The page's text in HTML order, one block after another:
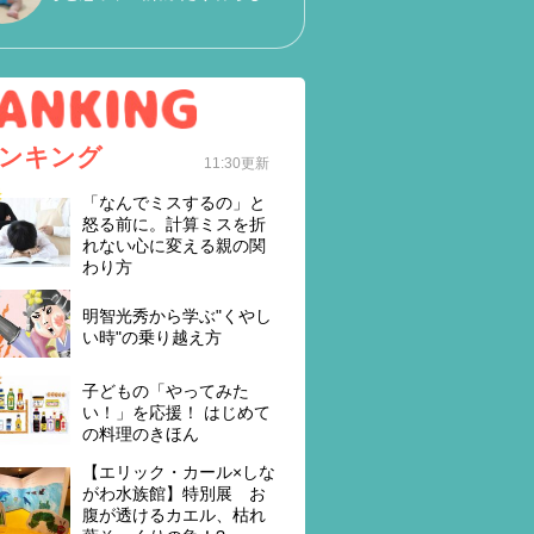
キング 11:30更新
「なんでミスするの」と
怒る前に。計算ミスを折
れない心に変える親の関
わり方
明智光秀から学ぶ"くやし
い時"の乗り越え方
子どもの「やってみた
い！」を応援！ はじめて
の料理のきほん
【エリック・カール×しな
がわ水族館】特別展 お
腹が透けるカエル、枯れ